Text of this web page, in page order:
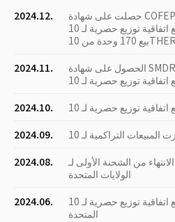
2024.12.
2024.11.
2024.10.
2024.09.
2024.08.
الانتهاء من الشحنة الأولى لـ XTHERMA (10THERMA) إلى
الولايات المتحدة
2024.06.
توقيع اتفاقية توزيع حصرية لـ 10THERMA في الولايات
المتحدة